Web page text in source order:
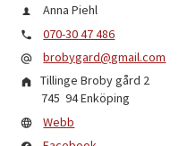
Anna Piehl
070-30 47 486
brobygard@gmail.com
Tillinge Broby gård 2
745 94Enköping
Webb